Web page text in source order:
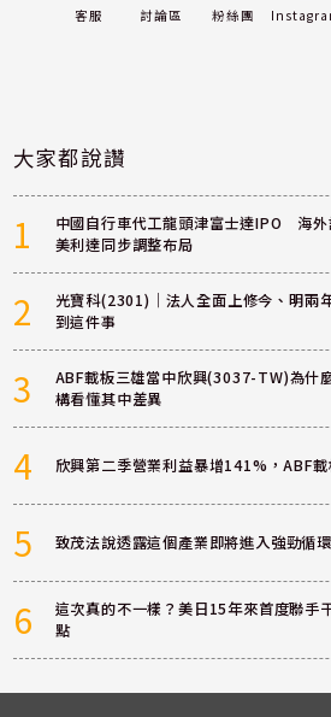
客服 討論區 粉絲團
大家都說讚
1
中國自行車代工龍頭津富士達IPO 海外
美利達同步調整布局
2
光寶科(2301)｜法人全面上修今、明兩
到這件事
3
ABF載板三雄當中欣興(3037-TW)為什
構看懂其中差異
4 欣興第二季營業利益暴增141%，ABF
5 致茂法說透露這個產業即將進入強勁循環
6
這次真的不一樣？美日15年來首度聯手
點